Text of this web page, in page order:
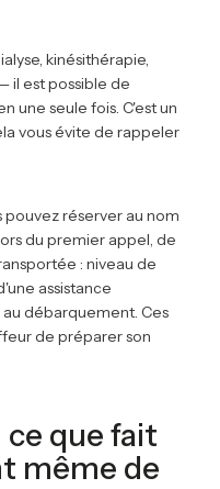
kinésithérapie,
il est possible de
une seule fois. C'est un
vous évite de rappeler
pouvez réserver au nom
du premier appel, de
: niveau de
assistance
débarquement. Ces
de préparer son
que fait
même de